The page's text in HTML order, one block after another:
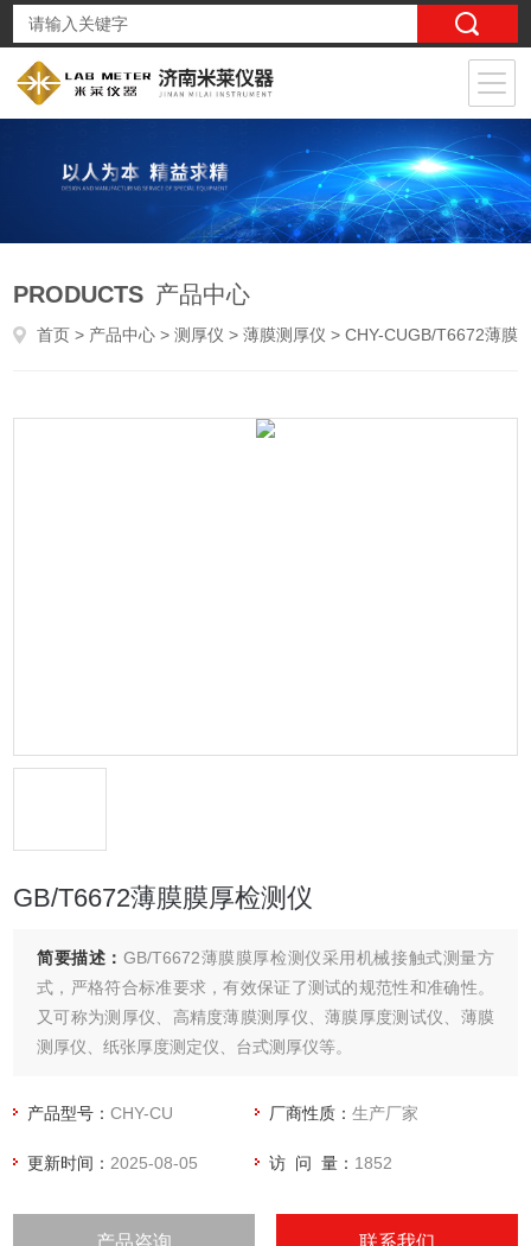
PRODUCTS 产品中心
首页 > 产品中心 >测厚仪 >薄膜测厚仪 > CHY-CUGB/T6672薄膜膜厚检测仪
GB/T6672薄膜膜厚检测仪
简要描述：GB/T6672薄膜膜厚检测仪采用机械接触式测量方
式，严格符合标准要求，有效保证了测试的规范性和准确性。
又可称为测厚仪、高精度薄膜测厚仪、薄膜厚度测试仪、薄膜
测厚仪、纸张厚度测定仪、台式测厚仪等。
产品型号：CHY-CU 厂商性质：生产厂家
更新时间： 2025-08-05 访 问 量： 1852
产品咨询 联系我们